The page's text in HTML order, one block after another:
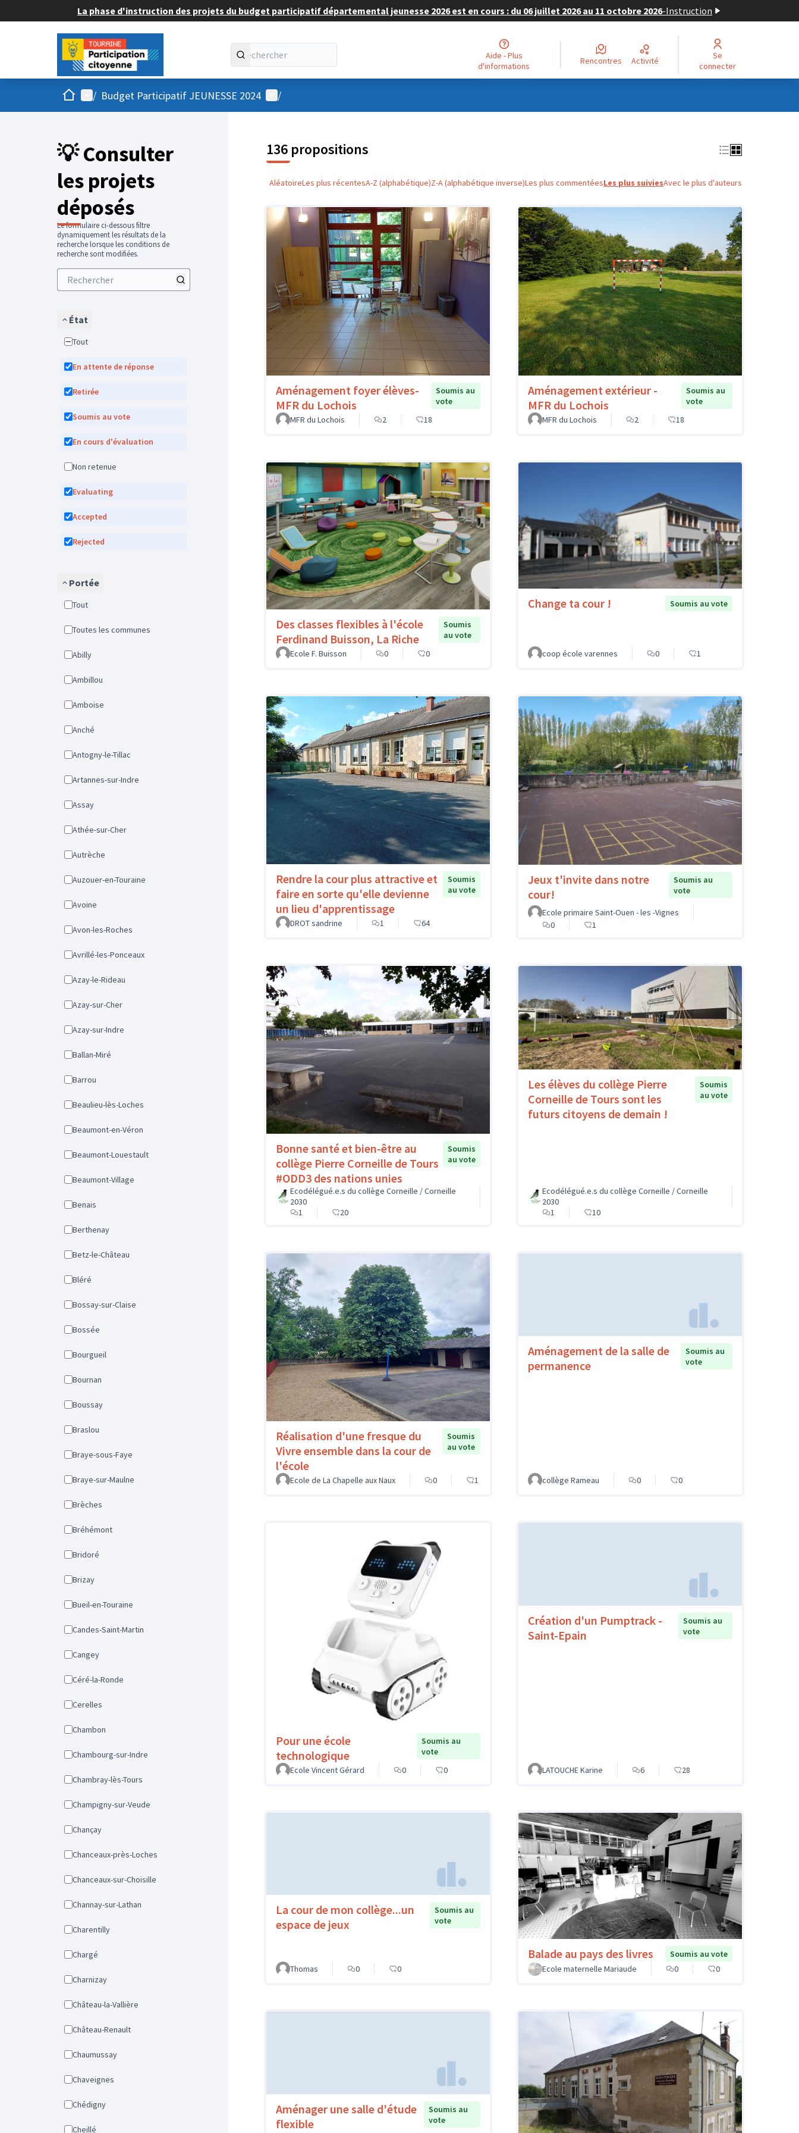
La phase d'instruction des projets du budget participatif départemental jeunesse 2026 est en cours : du 06 juillet 2026 au 11 octobre 2026-Instruction
Aide - Plus
d'informations
Rencontres Activité
Se
connecter
AccueilMenu principal
/ Budget Participatif JEUNESSE 2024 Menu utilisateur
/
💡 Consulter
les projets
déposés
Le formulaire ci-dessous filtre
dynamiquement les résultats de la
recherche lorsque les conditions de
recherche sont modifiées.
État
Tout
En attente de réponse
Retirée
Soumis au vote
En cours d'évaluation
Non retenue
Evaluating
Accepted
Rejected
Portée
Tout
Toutes les communes
Abilly
Ambillou
Amboise
Anché
Antogny-le-Tillac
Artannes-sur-Indre
Assay
Athée-sur-Cher
Autrèche
Auzouer-en-Touraine
Avoine
Avon-les-Roches
Avrillé-les-Ponceaux
Azay-le-Rideau
Azay-sur-Cher
Azay-sur-Indre
Ballan-Miré
Barrou
Beaulieu-lès-Loches
Beaumont-en-Véron
Beaumont-Louestault
Beaumont-Village
Benais
Berthenay
Betz-le-Château
Bléré
Bossay-sur-Claise
Bossée
Bourgueil
Bournan
Boussay
Braslou
Braye-sous-Faye
Braye-sur-Maulne
Brèches
Bréhémont
Bridoré
Brizay
Bueil-en-Touraine
Candes-Saint-Martin
Cangey
Céré-la-Ronde
Cerelles
Chambon
Chambourg-sur-Indre
Chambray-lès-Tours
Champigny-sur-Veude
Chançay
Chanceaux-près-Loches
Chanceaux-sur-Choisille
Channay-sur-Lathan
Charentilly
Chargé
Charnizay
Château-la-Vallière
Château-Renault
Chaumussay
Chaveignes
Chédigny
Cheillé
136 propositions
AléatoireLes plus récentesA-Z (alphabétique)Z-A (alphabétique inverse)Les plus commentéesLes plus suiviesAvec le plus d'auteurs
Aménagement foyer élèves-
MFR du Lochois
Soumis au
vote
MFR du Lochois
2 18
Aménagement extérieur -
MFR du Lochois
Soumis au
vote
MFR du Lochois
2 18
Des classes flexibles à l'école
Ferdinand Buisson, La Riche
Soumis
au vote
Ecole F. Buisson
0 0
Change ta cour ! Soumis au vote
coop école varennes 0 1
Rendre la cour plus attractive et
faire en sorte qu'elle devienne
un lieu d'apprentissage
Soumis
au vote
DROT sandrine 1 64
Jeux t'invite dans notre
cour!
Soumis au
vote
Ecole primaire Saint-Ouen - les -Vignes
0
1
Bonne santé et bien-être au
collège Pierre Corneille de Tours
#ODD3 des nations unies
Soumis
au vote
Ecodélégué.e.s du collège Corneille / Corneille
2030
1
20
Les élèves du collège Pierre
Corneille de Tours sont les
futurs citoyens de demain !
Soumis
au vote
Ecodélégué.e.s du collège Corneille / Corneille
2030
1
10
Réalisation d'une fresque du
Vivre ensemble dans la cour de
l'école
Soumis
au vote
Ecole de La Chapelle aux Naux 0 1
Aménagement de la salle de
permanence
Soumis au
vote
collège Rameau 0 0
Pour une école
technologique
Soumis au
vote
Ecole Vincent Gérard
0 0
Création d'un Pumptrack -
Saint-Epain
Soumis au
vote
LATOUCHE Karine 6 28
La cour de mon collège...un
espace de jeux
Soumis au
vote
Thomas 0 0
Balade au pays des livres
Soumis au vote
Ecole maternelle Mariaude
0 0
Aménager une salle d'étude
flexible
Soumis au
vote